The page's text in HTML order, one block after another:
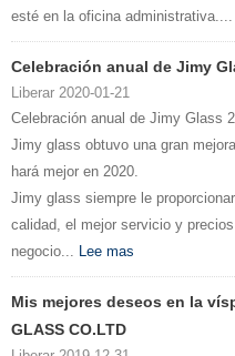
esté en la oficina administrativa....
Celebración anual de Jimy
Liberar 2020-01-21
Celebración anual de Jimy Glass
Jimy glass obtuvo una gran
hará mejor en 2020.
Jimy glass siempre le
calidad, el mejor servicio y
negocio... Lee mas
Mis mejores deseos en la
GLASS CO.LTD